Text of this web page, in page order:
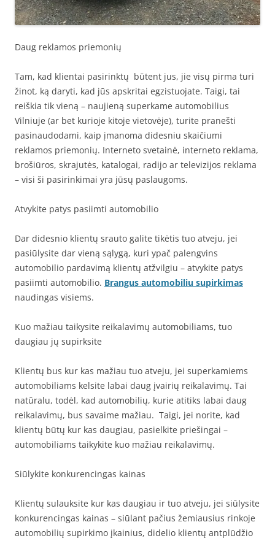
Daug reklamos priemonių
Tam, kad klientai pasirinktų būtent jus, jie visų pirma turi
žinot, ką daryti, kad jūs apskritai egzistuojate. Taigi, tai
reiškia tik vieną – naujieną superkame automobilius
Vilniuje (ar bet kurioje kitoje vietovėje), turite pranešti
pasinaudodami, kaip įmanoma didesniu skaičiumi
reklamos priemonių. Interneto svetainė, interneto reklama,
brošiūros, skrajutės, katalogai, radijo ar televizijos reklama
– visi ši pasirinkimai yra jūsų paslaugoms.
Atvykite patys pasiimti automobilio
Dar didesnio klientų srauto galite tikėtis tuo atveju, jei
pasiūlysite dar vieną sąlygą, kuri ypač palengvins
automobilio pardavimą klientų atžvilgiu – atvykite patys
pasiimti automobilio. Brangus automobiliu supirkimas
naudingas visiems.
Kuo mažiau taikysite reikalavimų automobiliams, tuo
daugiau jų supirksite
Klientų bus kur kas mažiau tuo atveju, jei superkamiems
automobiliams kelsite labai daug įvairių reikalavimų. Tai
natūralu, todėl, kad automobilių, kurie atitiks labai daug
reikalavimų, bus savaime mažiau. Taigi, jei norite, kad
klientų būtų kur kas daugiau, pasielkite priešingai –
automobiliams taikykite kuo mažiau reikalavimų.
Siūlykite konkurencingas kainas
Klientų sulauksite kur kas daugiau ir tuo atveju, jei siūlysite
konkurencingas kainas – siūlant pačius žemiausius rinkoje
automobilių supirkimo įkainius, didelio klientų antplūdžio